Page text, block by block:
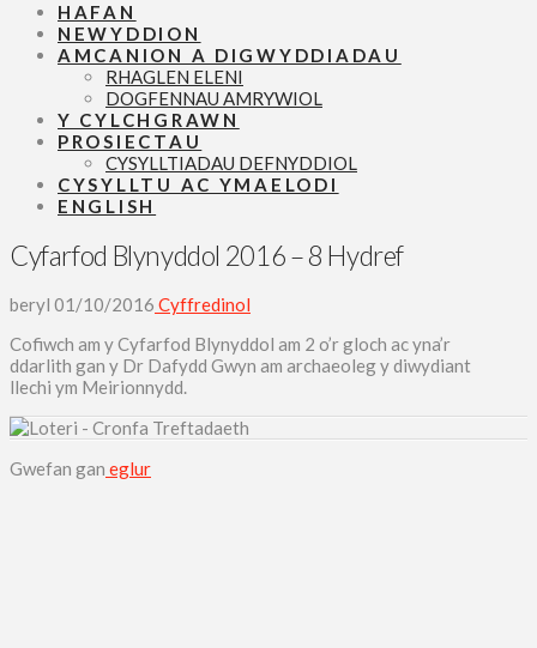
HAFAN
NEWYDDION
AMCANION A DIGWYDDIADAU
RHAGLEN ELENI
DOGFENNAU AMRYWIOL
Y CYLCHGRAWN
PROSIECTAU
CYSYLLTIADAU DEFNYDDIOL
CYSYLLTU AC YMAELODI
ENGLISH
Cyfarfod Blynyddol 2016 – 8 Hydref
beryl 01/10/2016 Cyffredinol
Cofiwch am y Cyfarfod Blynyddol am 2 o’r gloch ac yna’r
ddarlith gan y Dr Dafydd Gwyn am archaeoleg y diwydiant
llechi ym Meirionnydd.
Gwefan gan eglur